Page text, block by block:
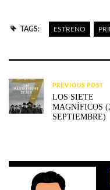
TAGS: ESTRENO
PREVIOUS POST
LOS SIETE
MAGNÍFICOS
SEPTIEMBRE)